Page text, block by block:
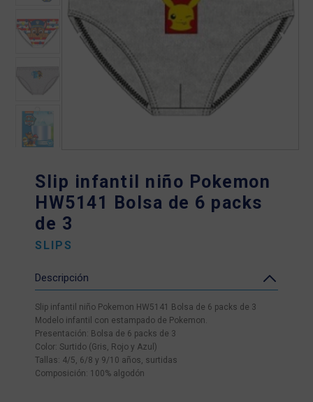
❮ ❯
Slip infantil niño Pokemon
HW5141 Bolsa de 6 packs
de 3
SLIPS
Descripción
Slip infantil niño Pokemon HW5141 Bolsa de 6 packs de 3
Modelo infantil con estampado de Pokemon.
Presentación: Bolsa de 6 packs de 3
Color: Surtido (Gris, Rojo y Azul)
Tallas: 4/5, 6/8 y 9/10 años, surtidas
Composición: 100% algodón